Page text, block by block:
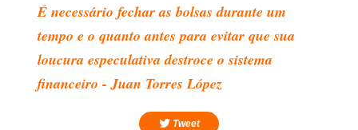
É necessário fechar as bolsas durante um
tempo e o quanto antes para evitar que sua
loucura especulativa destroce o sistema
financeiro - Juan Torres López
Tweet